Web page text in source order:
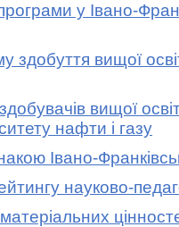
у Івано-
вищої
вищої
нафти і газу
Івано-
науково-